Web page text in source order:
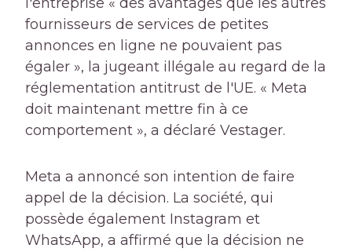
l'entreprise « des avantages que les autres
fournisseurs de services de petites
annonces en ligne ne pouvaient pas
égaler », la jugeant illégale au regard de la
réglementation antitrust de l'UE. « Meta
doit maintenant mettre fin à ce
comportement », a déclaré Vestager.
Meta a annoncé son intention de faire
appel de la décision. La société, qui
possède également Instagram et
WhatsApp, a affirmé que la décision ne